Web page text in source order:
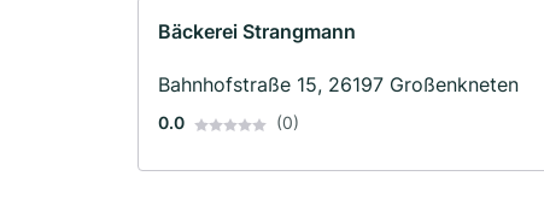
Bäckerei Strangmann
Bahnhofstraße 15, 26197 Großenkneten
0.0 (0)